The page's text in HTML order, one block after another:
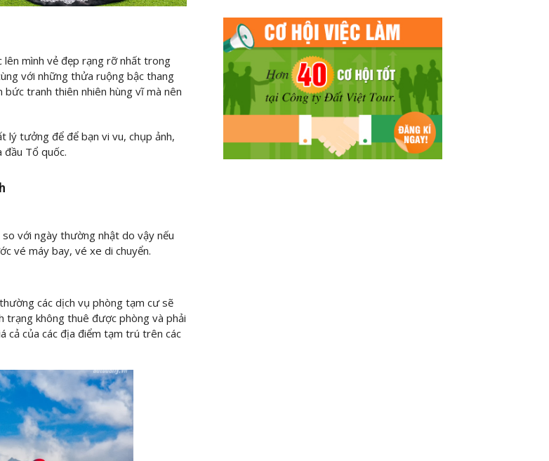
lên mình vẻ đẹp rạng rỡ nhất trong
với những thửa ruộng bậc thang
tranh thiên nhiên hùng vĩ mà nên
lý tưởng để để bạn vi vu, chụp ảnh,
đầu Tổ quốc.
với ngày thường nhật do vậy nếu
vé máy bay, vé xe di chuyển.
các dịch vụ phòng tạm cư sẽ
trạng không thuê được phòng và phải
cả của các địa điểm tạm trú trên các